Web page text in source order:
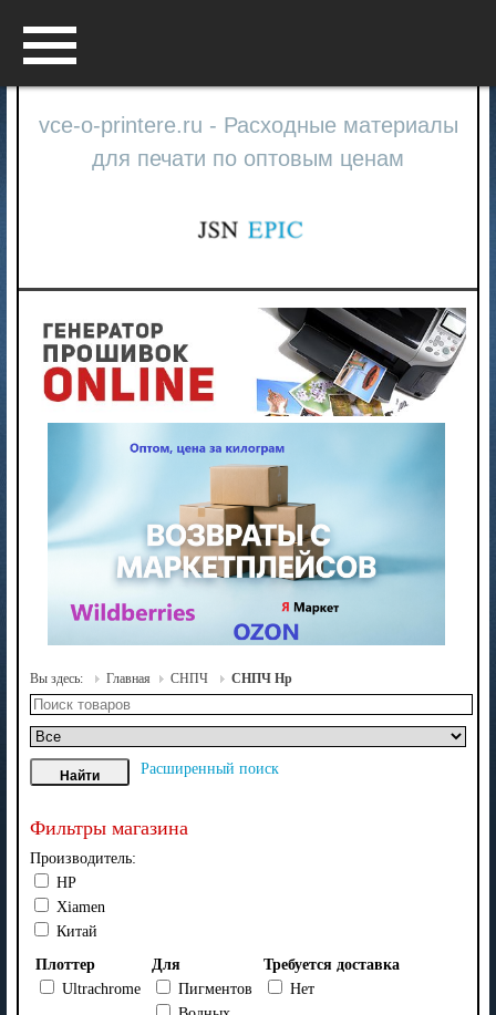
vce-o-printere.ru - Расходные материалы
для печати по оптовым ценам
Вы здесь: Главная СНПЧ СНПЧ Hp
Расширенный поиск
Фильтры магазина
Производитель:
HP
Xiamen
Китай
Плоттер
Ultrachrome
Для
Пигментов
Требуется доставка
Нет